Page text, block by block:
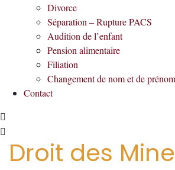
Divorce
Séparation – Rupture PACS
Audition de l’enfant
Pension alimentaire
Filiation
Changement de nom et de prénom
Contact
Droit des